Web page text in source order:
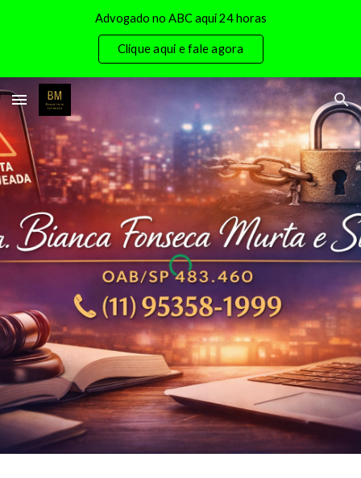
Skip to main content
Advogado no ABC aqui 24 horas
Clique aqui e fale agora